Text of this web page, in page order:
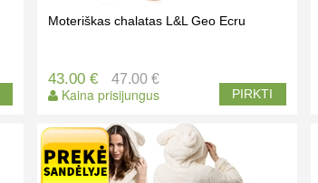
Moteriškas chalatas L&L Geo Ecru
43.00 €
Kaina prisijungus
47.00 €
PIRKTI